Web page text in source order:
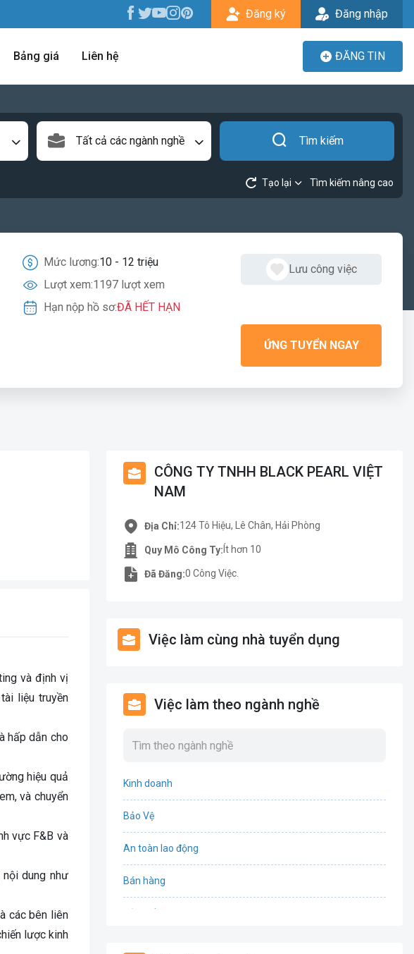
Đăng ký Đăng nhập
Bảng giá Liên hệ ĐĂNG TIN
Tất cả các ngành nghề Tìm kiếm
Tạo lại Tìm kiếm nâng cao
Mức lương:10 - 12 triệu
Lượt xem:1197 lượt xem
Hạn nộp hồ sơ:ĐÃ HẾT HẠN
Lưu công việc
ỨNG TUYỂN NGAY
và định vị
liệu truyền
hấp dẫn cho
hiệu quả
và chuyển
vực F&B và
dung như
các bên liên
lược kinh
CÔNG TY TNHH BLACK PEARL VIỆT
NAM
Địa Chỉ:124 Tô Hiệu, Lê Chân, Hải Phòng
Quy Mô Công Ty: Ít hơn 10
Đã Đăng:0 Công Việc.
Việc làm cùng nhà tuyển dụng
Việc làm theo ngành nghề
Kinh doanh
Bảo Vệ
An toàn lao động
Bán hàng